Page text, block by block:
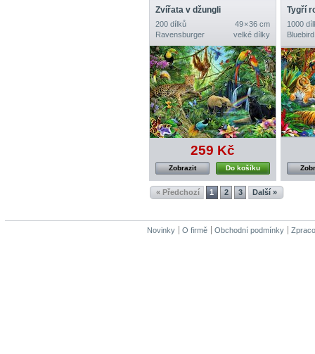
Zvířata v džungli
200 dílků
49 × 36 cm
Ravensburger
velké dílky
259 Kč
Do košíku
Zobrazit
1000
« Předchozí 1 2 3 Další »
Novinky O firmě Obchodní podmínky